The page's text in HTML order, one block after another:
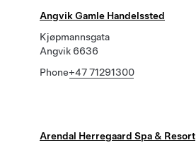
Angvik Gamle Handelssted
Kjøpmannsgata
Angvik 6636
Phone+47 71291300
Arendal Herregaard Spa & Resort